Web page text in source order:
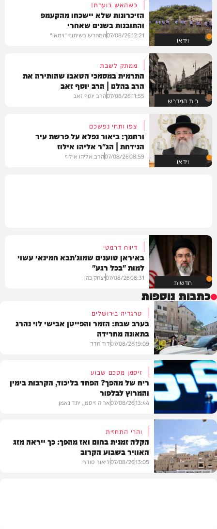
וידאו
כשהאש בוערת!
הזיכרונות שלא יישכחו מהקעמפ
והתובנות בשנים שאחרי
12:21
07/08/26המחדש בשיתוף "וימאן"
בית המדרש
ממתק לשבת
התרמית במסמכי הטאבו שהותירה את
הרב בהלם | הרב יוסף זאב
11:55
07/08/26הרב יוסף זאב
וידאו
צפו ותחי נפשכם
ורחמך: ביאור נפלא על פרשת עיר
הנידחת | הג"ר אליהו אילוז
08:59
07/08/26הרב אליהו אילוז
חדשות
דיווח דרמטי
באיראן טוענים שמוג'תבא חמינאי עשוי
למות "בכל רגע"
08:31
07/08/26יצחק כהן
כתבות נוספות
בארץ
טרגדיה בירושלים
בערב שבת: הזמר והפייטן אבישי לוי נהרג
בתאונה מחרידה
19:09
07/08/26דוד חדד
פוליטי
זיסמן מסכם שבוע
ריח של מהפך? הפחד בליכוד, הקרבות בימין
והמרוץ לבלפור
13:44
07/08/26אריה זיסמן, יתד נאמן
והרי התחזית
הקלה זמנית בחום ואז מהפך: כך ייראה מזג
האוויר בשבוע הקרוב
13:05
07/08/26ליאור סודרי